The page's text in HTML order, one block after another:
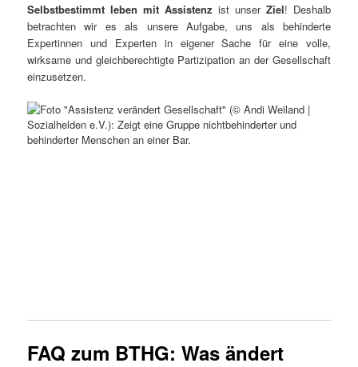
Selbstbestimmt leben mit Assistenz ist unser Ziel! Deshalb
betrachten wir es als unsere Aufgabe, uns als behinderte
Expertinnen und Experten in eigener Sache für eine volle,
wirksame und gleichberechtigte Partizipation an der Gesellschaft
einzusetzen.
FAQ zum BTHG: Was ändert